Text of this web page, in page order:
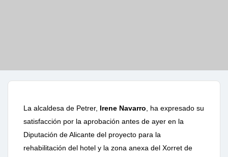
La alcaldesa de Petrer, Irene Navarro, ha expresado su
satisfacción por la aprobación antes de ayer en la
Diputación de Alicante del proyecto para la
rehabilitación del hotel y la zona anexa del Xorret de